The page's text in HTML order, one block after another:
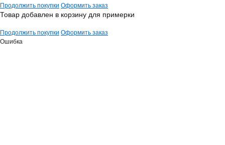
Продолжить покупки Оформить заказ
Товар добавлен в корзину для примерки
Продолжить покупки Оформить заказ
Ошибка